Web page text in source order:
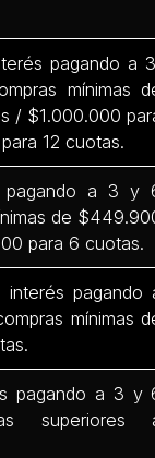
pagando a
mínimas
/ $1.000.000
12 cuotas.
pagando a 3 y
de
para 6 cuotas.
pagando
mínimas
pagando a 3 y
superiores